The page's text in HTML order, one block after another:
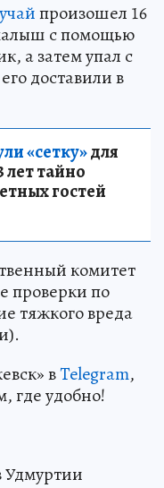
произошел 16
с помощью
а затем упал с
доставили в
«сетку»для
лет тайно
гостей
комитет
проверки по
тяжкого вреда
вTelegram,
где удобно!
Удмуртии